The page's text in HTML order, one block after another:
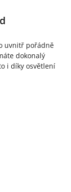
uvnitř pořádně
dokonalý
i díky osvětlení